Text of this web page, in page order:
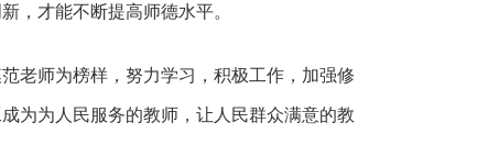
，才能不断提高师德水平。
老师为榜样，努力学习，积极工作，加强修
为为人民服务的教师，让人民群众满意的教